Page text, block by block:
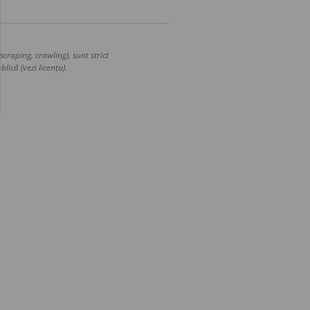
crawling), sunt strict
(vezi licența).